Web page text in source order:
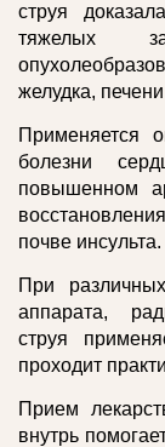
струя
тяжелых
желудка,
Применяется
болезни
повышенном
почве инсульта.
При
аппарата,
струя
проходит
Прием
внутрь